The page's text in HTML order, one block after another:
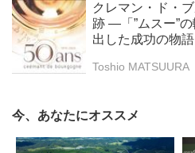
クレマン・ド・
跡 ―「”ムスー”
出した成功の物語
Toshio MATSUURA
今、あなたにオススメ